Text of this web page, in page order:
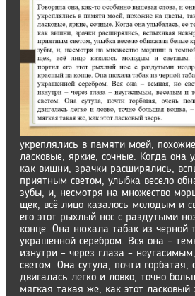
укреплялись в памяти моей,
ласковые, яркие, сочные. Когда она
как вишни, зрачки расширялись,
приятным светом, улыбка весело
зубы, и, несмотря на множество
щек, всё лицо казалось молодым и
его этот рыхлый нос с раздутыми
конце. Она нюхала табак из черной
украшенной серебром. Вся она –
изнутри – через глаза –
светом. Она сутула, почти горбатая,
двигалась легко и ловко, точно
мягкая такая же, как этот ласковый